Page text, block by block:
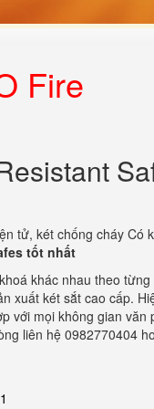
Fire
tử, két chống cháy Có
tốt nhất
khác nhau theo từng
xuất két sắt cao cấp.
với mọi không gian văn
liên hệ 0982770404